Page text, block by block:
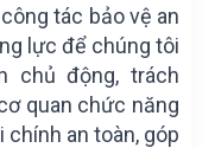
tác bảo vệ an
lực để chúng tôi
chủ động, trách
quan chức năng
an toàn, góp